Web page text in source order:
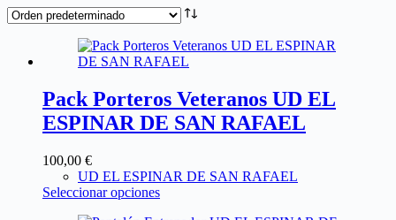
Pack Porteros Veteranos UD EL
ESPINAR DE SAN RAFAEL
100,00 €
UD EL ESPINAR DE SAN RAFAEL
Seleccionar opciones